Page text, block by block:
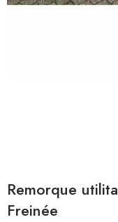
Remorque
Freinée